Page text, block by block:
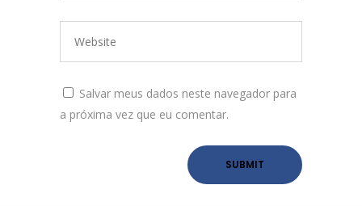
Salvar meus dados neste navegador para
a próxima vez que eu comentar.